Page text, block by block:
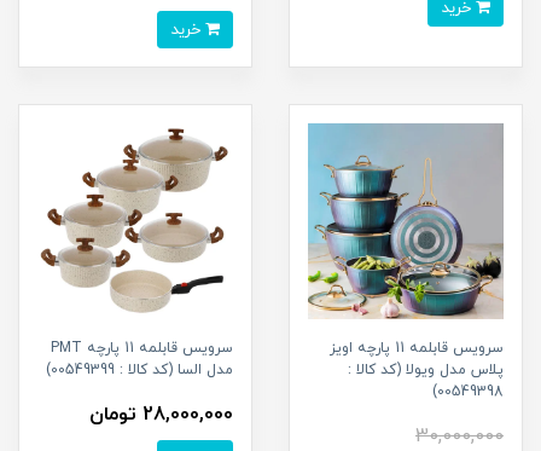
سرویس قابلمه 11 پارچه اویز
پلاس مدل ویولا (کد کالا :
00549398)
30,000,000
سرویس قابلمه 11 پارچه PMT
مدل السا (کد کالا : 00549399)
28,000,000 تومان